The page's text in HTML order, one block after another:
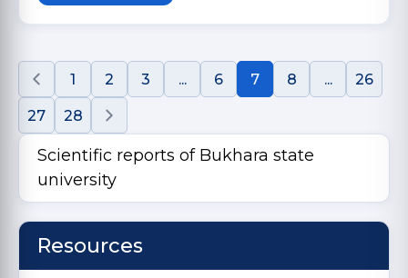
1 2 3 ... 6 7 8 ... 26
27 28
Scientific reports of Bukhara state
university
Resources